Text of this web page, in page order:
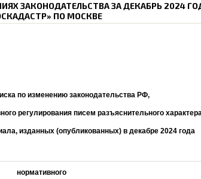
ЗАКОНОДАТЕЛЬСТВА ЗА ДЕКАБРЬ 2024
ПО МОСКВЕ
по изменению законодательства РФ,
регулирования писем разъяснительного
изданных (опубликованных) в декабре 2024 года